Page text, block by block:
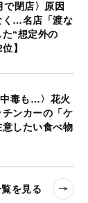
で閉店〉原因
く…名店「渡な
“想定外の
】
中毒も…〉花火
ンカーの「ケ
したい食べ物
を見る